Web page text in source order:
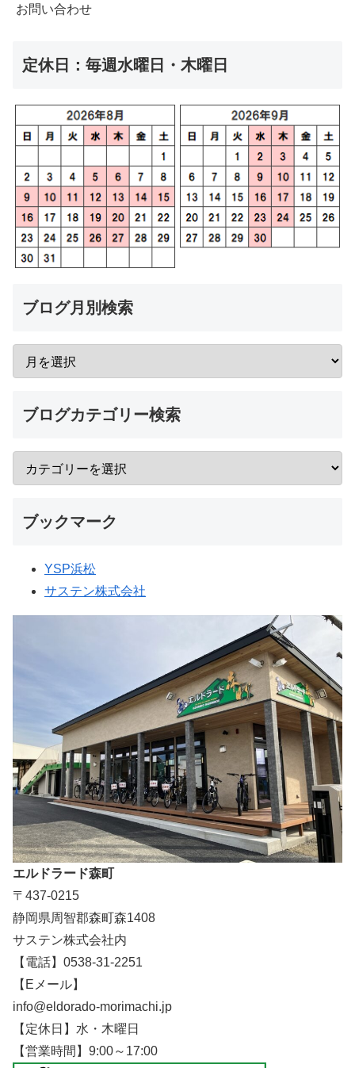
お問い合わせ
定休日：毎週水曜日・木曜日
ブログ月別検索
ブログカテゴリー検索
ブックマーク
YSP浜松
サステン株式会社
エルドラード森町
〒437-0215
静岡県周智郡森町森1408
サステン株式会社内
【電話】0538-31-2251
【Eメール】
info@eldorado-morimachi.jp
【定休日】水・木曜日
【営業時間】9:00～17:00